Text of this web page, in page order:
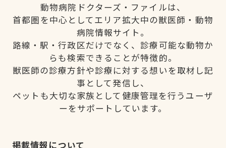
動物病院ドクターズ・ファイルは、
首都圏を中心としてエリア拡大中の獣医師・動物
病院情報サイト。
路線・駅・行政区だけでなく、診療可能な動物か
らも検索できることが特徴的。
獣医師の診療方針や診療に対する想いを取材し記
事として発信し、
ペットも大切な家族として健康管理を行うユーザ
ーをサポートしています。
掲載情報について